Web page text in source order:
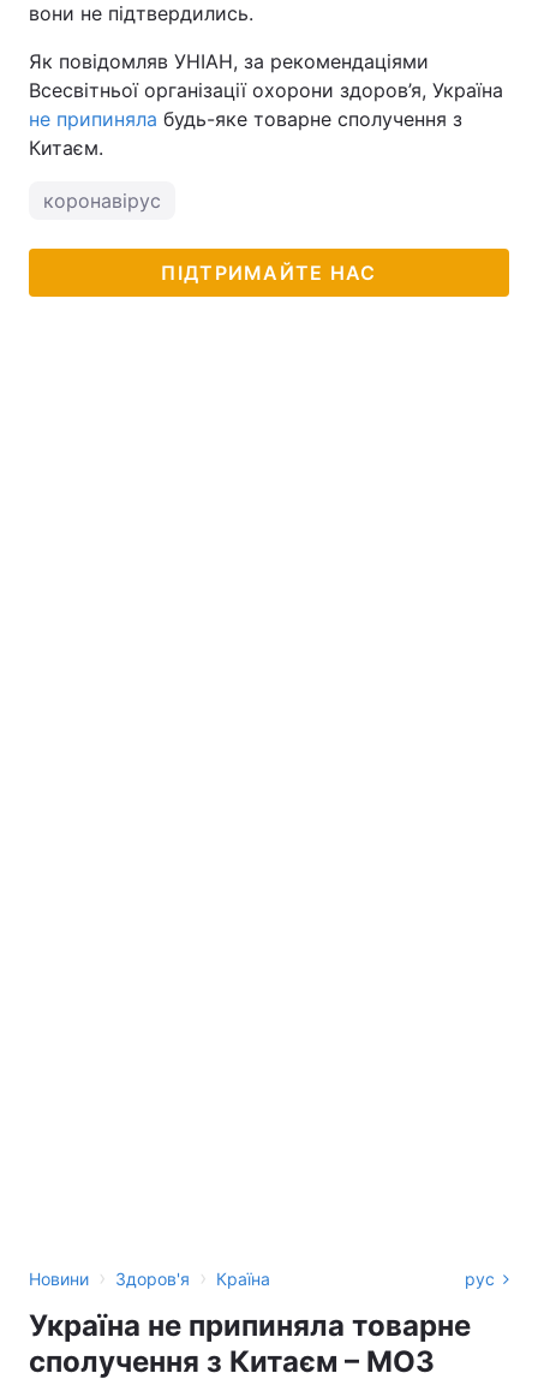
вони не підтвердились.
Як повідомляв УНІАН, за рекомендаціями
Всесвітньої організації охорони здоров’я, Україна
не припиняла будь-яке товарне сполучення з
Китаєм.
коронавірус
ПІДТРИМАЙТЕ НАС
Новини › Здоров'я › Країна рус
Україна не припиняла товарне
сполучення з Китаєм – МОЗ